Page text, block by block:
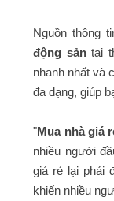
Nguồn thông
động sảntại
nhanh nhất và
đa dạng, giúp
"Mua nhà giá
nhiều người
giá rẻ lại phải
khiến nhiều